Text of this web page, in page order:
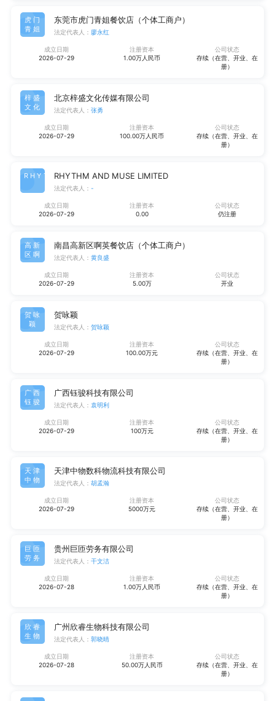
虎门
青姐
东莞市虎门青姐餐饮店（个体工商户）
法定代表人： 廖永红
成立日期
2026-07-29
注册资本
1.00万人民币
公司状态
存续（在营、开业、在
册）
梓盛
文化
北京梓盛文化传媒有限公司
法定代表人： 张勇
成立日期
2026-07-29
注册资本
100.00万人民币
公司状态
存续（在营、开业、在
册）
RHYT RHYTHM AND MUSE LIMITED
法定代表人： -
成立日期
2026-07-29
注册资本
0.00
公司状态
仍注册
高新
区啊
南昌高新区啊英餐饮店（个体工商户）
法定代表人： 黄良盛
成立日期
2026-07-29
注册资本
5.00万
公司状态
开业
贺咏
颖
贺咏颖
法定代表人： 贺咏颖
成立日期
2026-07-29
注册资本
100.00万元
公司状态
存续（在营、开业、在
册）
广西
钰骏
广西钰骏科技有限公司
法定代表人： 袁明利
成立日期
2026-07-29
注册资本
100万元
公司状态
存续（在营、开业、在
册）
天津
中物
天津中物数科物流科技有限公司
法定代表人： 胡孟瀚
成立日期
2026-07-29
注册资本
5000万元
公司状态
存续（在营、开业、在
册）
巨匝
劳务
贵州巨匝劳务有限公司
法定代表人： 干文洁
成立日期
2026-07-28
注册资本
1.00万人民币
公司状态
存续（在营、开业、在
册）
欣睿
生物
广州欣睿生物科技有限公司
法定代表人： 郭晓晴
成立日期
2026-07-28
注册资本
50.00万人民币
公司状态
存续（在营、开业、在
册）